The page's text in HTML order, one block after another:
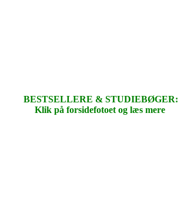
BESTSELLERE & STUDIEBØGER:
Klik på forsidefotoet og læs mere.